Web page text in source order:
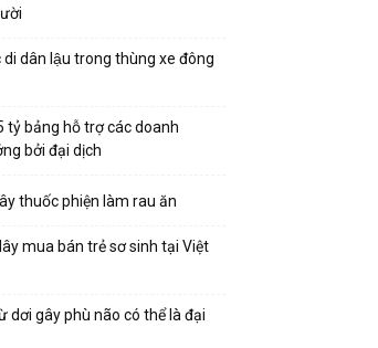
dân lậu trong thùng xe đông
tỷ bảng hỗ trợ các doanh
bởi đại dịch
thuốc phiện làm rau ăn
mua bán trẻ sơ sinh tại Việt
dơi gây phù não có thể là đại